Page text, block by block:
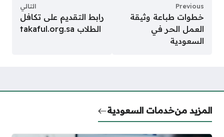
Previous
خطوات طباعة وثيقة
العمل الحر في
السعودية
التالي
رابط التقديم على تكافل
الطلاب takaful.org.sa
المزيد منخدمات السعودية